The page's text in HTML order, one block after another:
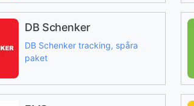
DB Schenker
DB Schenker tracking, spåra
paket